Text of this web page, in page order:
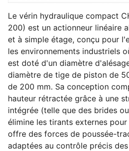
Le vérin hydraulique compact
200) est un actionneur linéaire
et à simple étage, conçu pour
les environnements industriels
est doté d'un diamètre
diamètre de tige de piston de
de 200 mm. Sa conception
hauteur rétractée grâce à une
intégrée (telle que des brides
élimine les tirants externes
offre des forces de poussée-
adaptées au contrôle précis